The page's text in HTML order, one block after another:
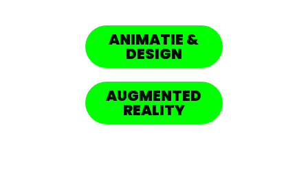
ANIMATIE &
DESIGN
AUGMENTED
REALITY